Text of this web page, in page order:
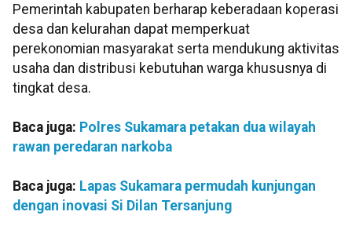
Pemerintah kabupaten berharap keberadaan koperasi
desa dan kelurahan dapat memperkuat
perekonomian masyarakat serta mendukung aktivitas
usaha dan distribusi kebutuhan warga khususnya di
tingkat desa.
Baca juga: Polres Sukamara petakan dua wilayah
rawan peredaran narkoba
Baca juga: Lapas Sukamara permudah kunjungan
dengan inovasi Si Dilan Tersanjung